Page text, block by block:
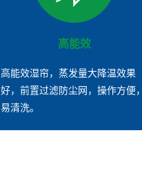
高能效
高能效湿帘，蒸发量大降温效果
好，前置过滤防尘网，操作方便
易清洗。